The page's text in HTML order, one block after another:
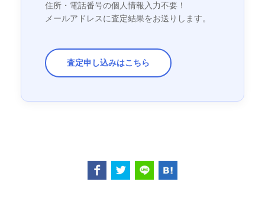
住所・電話番号の個人情報入力不要！
メールアドレスに査定結果をお送りします。
査定申し込みはこちら